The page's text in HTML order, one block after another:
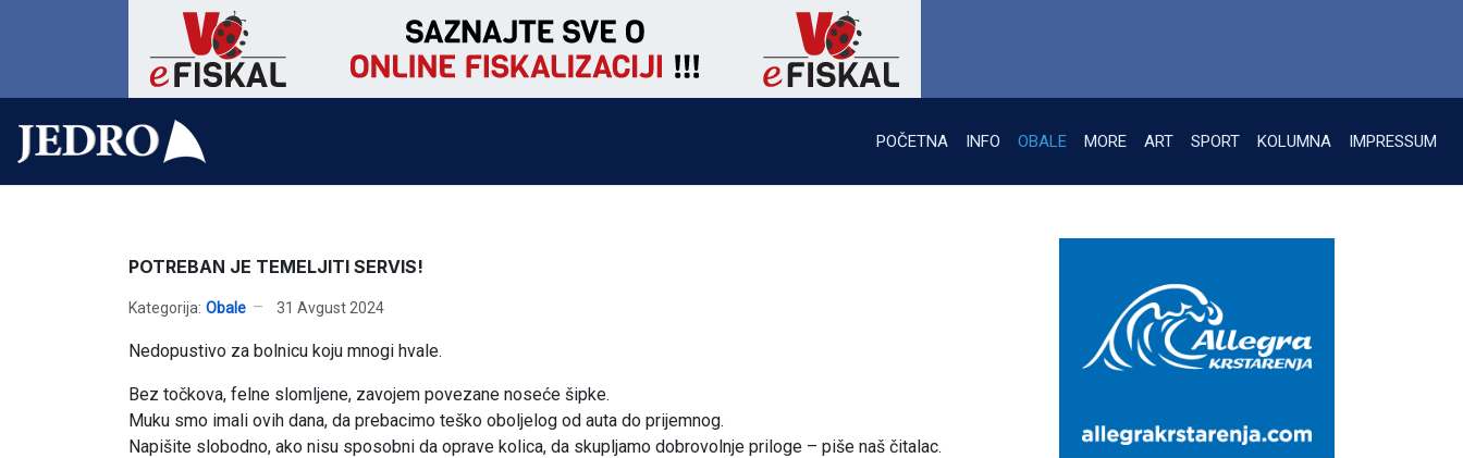
POČETNA INFO OBALE MORE ART SPORT KOLUMNA IMPRESSUM
POTREBAN JE TEMELJITI SERVIS!
Kategorija: Obale 31 Avgust 2024
Nedopustivo za bolnicu koju mnogi hvale.
Bez točkova, felne slomljene, zavojem povezane noseće šipke.
Muku smo imali ovih dana, da prebacimo teško oboljelog od auta do prijemnog.
Napišite slobodno, ako nisu sposobni da oprave kolica, da skupljamo dobrovolnje priloge – piše naš čitalac.